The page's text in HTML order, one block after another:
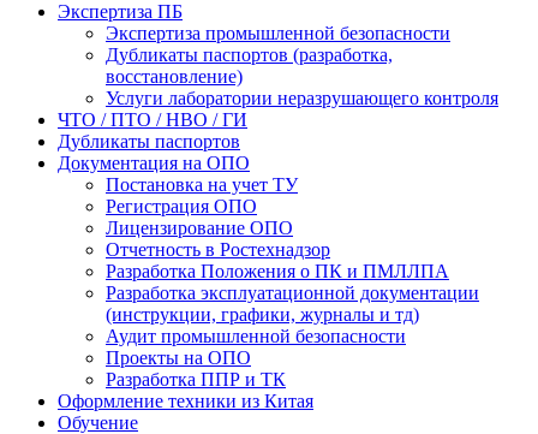
Экспертиза ПБ
Экспертиза промышленной безопасности
Дубликаты паспортов (разработка,
восстановление)
Услуги лаборатории неразрушающего контроля
ЧТО / ПТО / НВО / ГИ
Дубликаты паспортов
Документация на ОПО
Постановка на учет ТУ
Регистрация ОПО
Лицензирование ОПО
Отчетность в Ростехнадзор
Разработка Положения о ПК и ПМЛЛПА
Разработка эксплуатационной документации
(инструкции, графики, журналы и тд)
Аудит промышленной безопасности
Проекты на ОПО
Разработка ППР и ТК
Оформление техники из Китая
Обучение